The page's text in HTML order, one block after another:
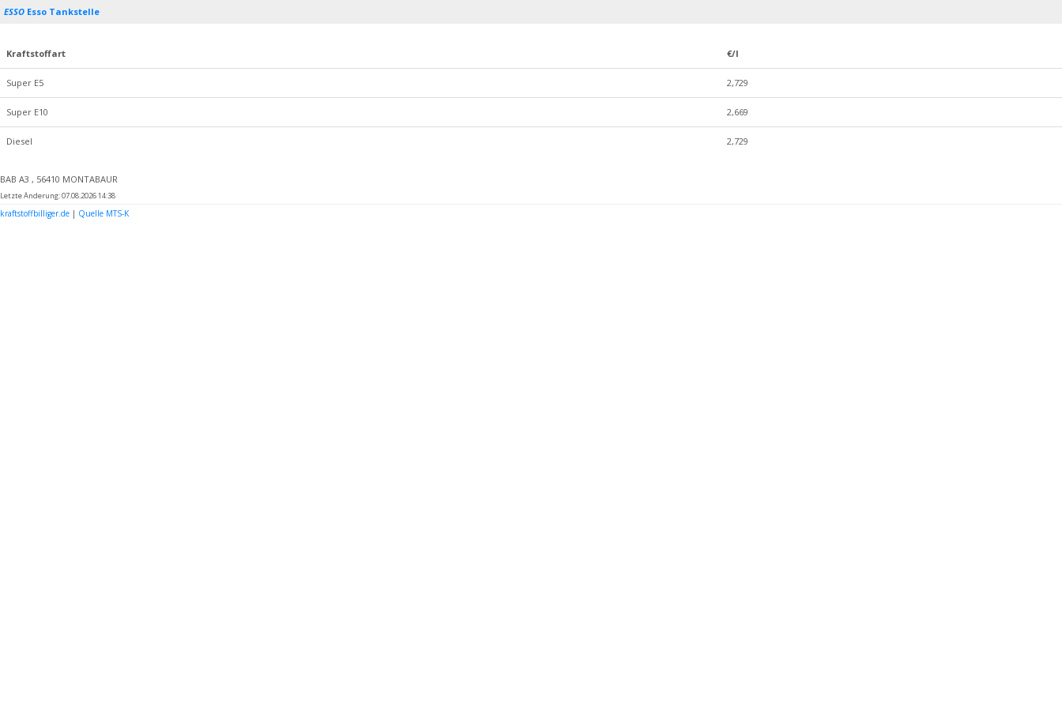
ESSO Esso Tankstelle
Kraftstoffart €/l
Super E5 2,729
Super E10 2,669
Diesel 2,729
BAB A3 , 56410 MONTABAUR
Letzte Änderung: 07.08.2026 14:38
kraftstoffbilliger.de | Quelle MTS-K